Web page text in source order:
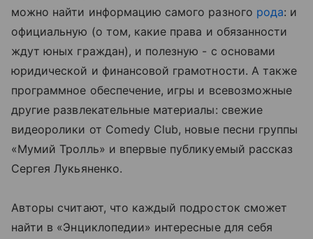
можно найти информацию самого разного рода: и
официальную (о том, какие права и обязанности
ждут юных граждан), и полезную - с основами
юридической и финансовой грамотности. А также
программное обеспечение, игры и всевозможные
другие развлекательные материалы: свежие
видеоролики от Comedy Club, новые песни группы
«Мумий Тролль» и впервые публикуемый рассказ
Сергея Лукьяненко.
Авторы считают, что каждый подросток сможет
найти в «Энциклопедии» интересные для себя